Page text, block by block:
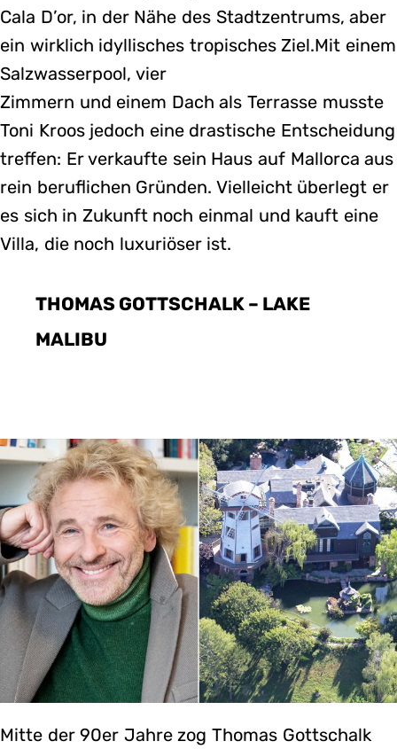
Cala D’or, in der Nähe des Stadtzentrums, aber
ein wirklich idyllisches tropisches Ziel.Mit einem
Salzwasserpool, vier
Zimmern und einem Dach als Terrasse musste
Toni Kroos jedoch eine drastische Entscheidung
treffen: Er verkaufte sein Haus auf Mallorca aus
rein beruflichen Gründen. Vielleicht überlegt er
es sich in Zukunft noch einmal und kauft eine
Villa, die noch luxuriöser ist.
THOMAS GOTTSCHALK – LAKE
MALIBU
Mitte der 90er Jahre zog Thomas Gottschalk